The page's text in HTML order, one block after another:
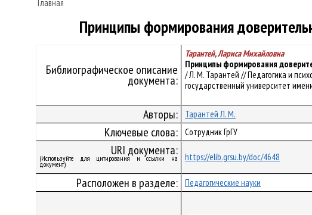
Принципы формирования
Библиографическое описание
документа:
Тарантей, Лариса Михайловна
Принципы формирования
/ Л. М. Тарантей // Педагогика и
государственный университет
Авторы: Тарантей Л. М.
Ключевые слова: Сотрудник ГрГУ
URI документа:
(Используйте для цитирования и ссылки на
документ)
https://elib.grsu.by/doc/4648
Расположен в разделе: Педагогические науки